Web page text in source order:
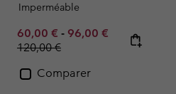
Imperméable
Minimum sale price:
60,00 € - Maximum sale price:
96,00 € Regular price:
120,00 €
Comparer